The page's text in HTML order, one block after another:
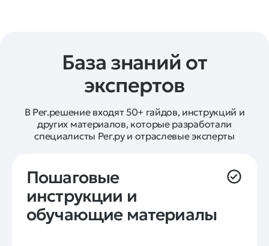
База знаний от
экспертов
В Рег.решение входят 50+ гайдов, инструкций и
других материалов, которые разработали
специалисты Рег.ру и отраслевые эксперты
Пошаговые
инструкции и
обучающие материалы